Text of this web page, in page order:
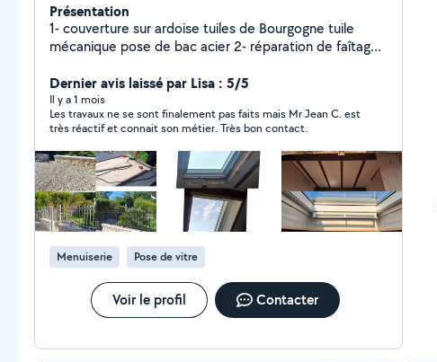
Présentation
1- couverture sur ardoise tuiles de Bourgogne tuile
mécanique pose de bac acier 2- réparation de faîtage
nettoyage de pignon façade dallage marche d'escalier
Muret débouchage et nettoyage de gouttière 4-
isolation des combles laine de verre ou laine de roche
soufflé 5- pose de gouttière aluminium zingre PVC
pose de zinc sur chevron de descendre de rive finition
ou habillage ardoise 6- petite maçonnerie - pose de
clôture pose de portail 7- peinture intérieur extérieur 8-
pose de Velux pose de fenêtre 9- pose de dalle et de
parquet
Dernier avis laissé par Lisa : 5/5
Il y a 1 mois
Les travaux ne se sont finalement pas faits mais Mr Jean C. est
très réactif et connait son métier. Très bon contact.
Menuiserie Pose de vitre
Voir le profil Contacter